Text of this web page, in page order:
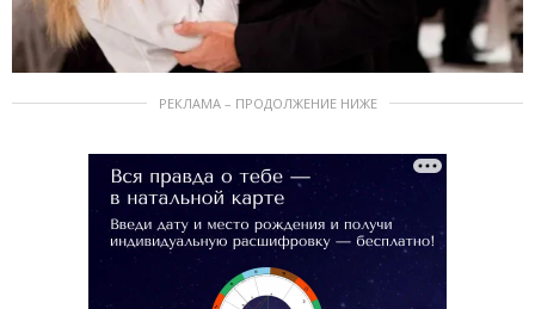
РЕКЛАМА – ПРОДОЛЖЕНИЕ НИЖЕ